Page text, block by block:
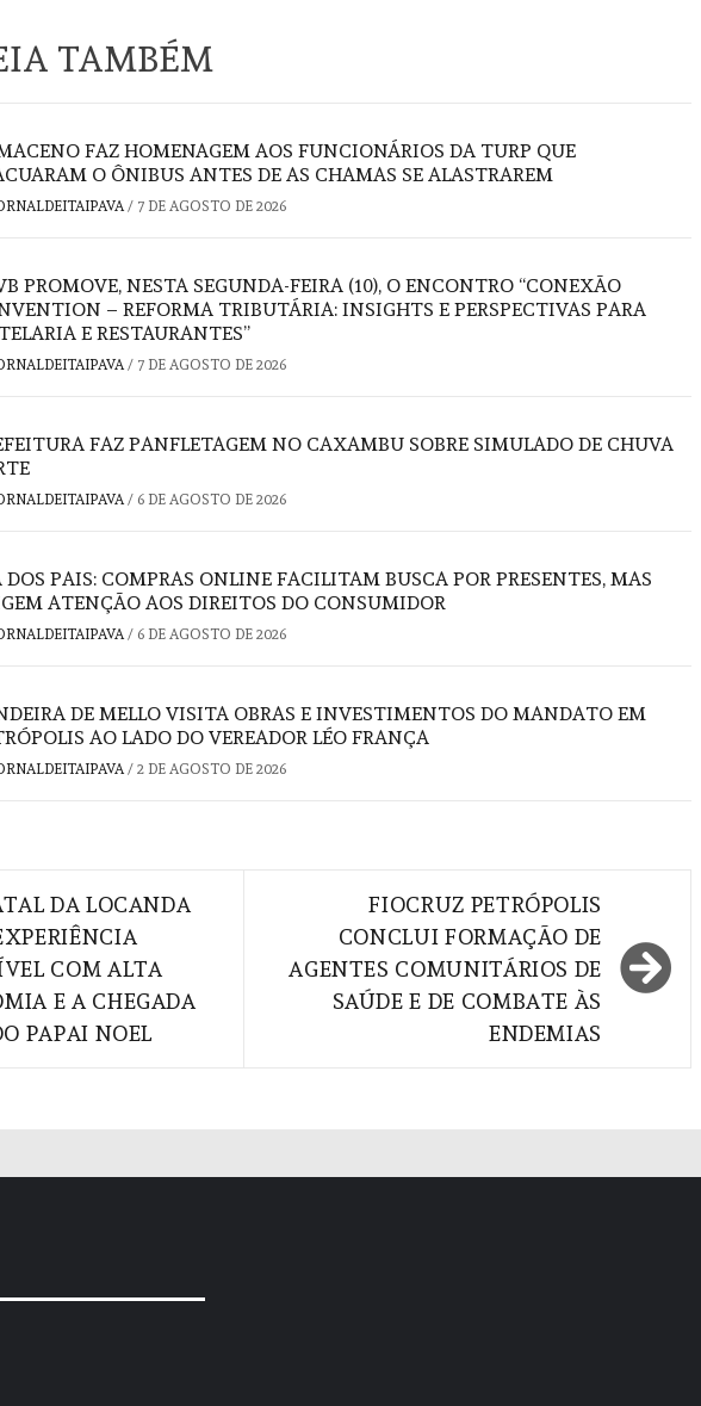
TAMBÉM
FAZ HOMENAGEM AOS FUNCIONÁRIOS DA TURP QUE
O ÔNIBUS ANTES DE AS CHAMAS SE ALASTRAREM
/ 7 DE AGOSTO DE 2026
PROMOVE, NESTA SEGUNDA-FEIRA (10), O ENCONTRO “CONEXÃO
– REFORMA TRIBUTÁRIA: INSIGHTS E PERSPECTIVAS PARA
E RESTAURANTES”
/ 7 DE AGOSTO DE 2026
FAZ PANFLETAGEM NO CAXAMBU SOBRE SIMULADO DE CHUVA
/ 6 DE AGOSTO DE 2026
DOS PAIS: COMPRAS ONLINE FACILITAM BUSCA POR PRESENTES, MAS
ATENÇÃO AOS DIREITOS DO CONSUMIDOR
/ 6 DE AGOSTO DE 2026
DE MELLO VISITA OBRAS E INVESTIMENTOS DO MANDATO EM
AO LADO DO VEREADOR LÉO FRANÇA
/ 2 DE AGOSTO DE 2026
DA LOCANDA
COM ALTA
E A CHEGADA
PAPAI NOEL
FIOCRUZ PETRÓPOLIS
CONCLUI FORMAÇÃO DE
AGENTES COMUNITÁRIOS DE
SAÚDE E DE COMBATE ÀS
ENDEMIAS